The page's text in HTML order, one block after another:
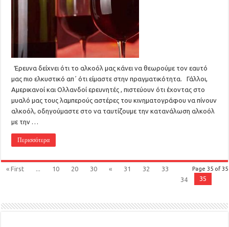
Έρευνα δείχνει ότι το αλκοόλ μας κάνει να θεωρούμε τον εαυτό
μας πιο ελκυστικό απ΄ ότι είμαστε στην πραγματικότητα. Γάλλοι,
Αμερικανοί και Ολλανδοί ερευνητές , πιστεύουν ότι έχοντας στο
μυαλό μας τους λαμπερούς αστέρες του κινηματογράφου να πίνουν
αλκοόλ, οδηγούμαστε στο να ταυτίζουμε την κατανάλωση αλκοόλ
με την …
Περισσότερα
Page 35 of 35
« First ... 10 20 30 « 31 32
33
34
35